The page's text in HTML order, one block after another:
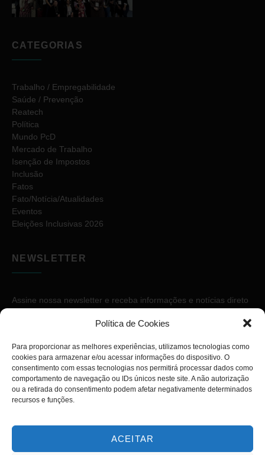
Política de Cookies
Para proporcionar as melhores experiências, utilizamos tecnologias como
cookies para armazenar e/ou acessar informações do dispositivo. O
consentimento com essas tecnologias nos permitirá processar dados como
comportamento de navegação ou IDs únicos neste site. A não autorização
ou a retirada do consentimento podem afetar negativamente determinados
recursos e funções.
ACEITAR
CATEGORIAS
Trabalho / Empregabilidade
Saúde / Prevenção
Reatech
Política
Mundo PcD
Mercado de Trabalho
Isenção de Impostos
Inclusão
Fatos
Fato/Notícia/Atualidades
Eventos
Eleições Inclusivas 2026
NEWSLETTER
Assine nossa newsletter e receba informações e notícias direto